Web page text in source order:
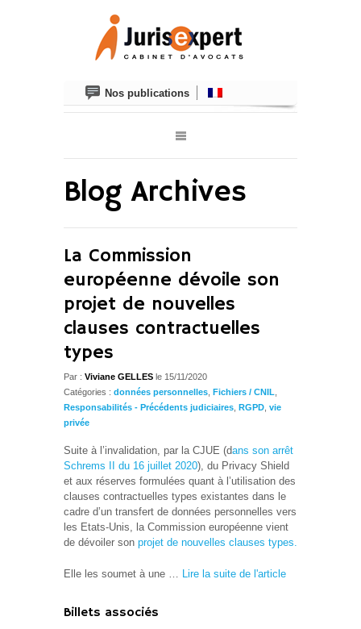
Nos publications
Blog Archives
La Commission
européenne dévoile son
projet de nouvelles
clauses contractuelles
types
Par : Viviane GELLES le 15/11/2020
Catégories : données personnelles Fichiers / CNIL
Responsabilités - Précédents judiciaires RGPD vie
privée
Suite à l’invalidation, par la CJUE (dans son arrêt
Schrems II du 16 juillet 2020), du Privacy Shield
et aux réserves formulées quant à l’utilisation des
clauses contractuelles types existantes dans le
cadre d’un transfert de données personnelles vers
les Etats-Unis, la Commission européenne vient
de dévoiler son projet de nouvelles clauses types.
Elle les soumet à une … Lire la suite de l'article
Billets associés